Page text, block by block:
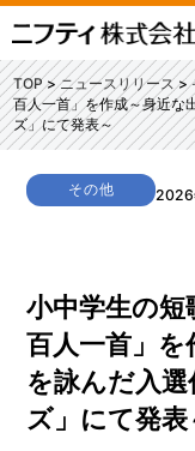
TOP ニュースリリース
百人一首」を作成～身近な
ズ」にて発表～
その他 2026
小中学生の短
百人一首」を
を詠んだ入
ズ」にて発表